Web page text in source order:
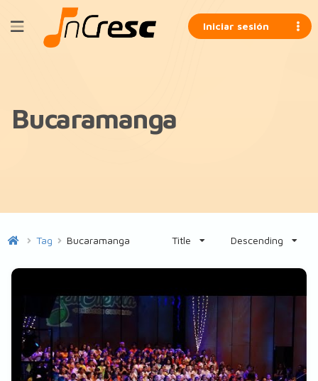
Iniciar sesión
Bucaramanga
Tag Bucaramanga Title Descending